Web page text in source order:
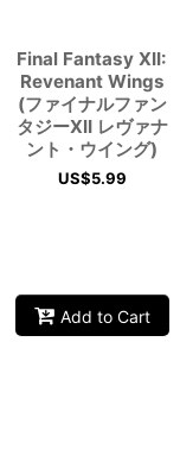
Final Fantasy XII:
Revenant Wings
(ファイナルファン
タジーXII レヴァナ
ント・ウイング)
US$5.99
Add to Cart